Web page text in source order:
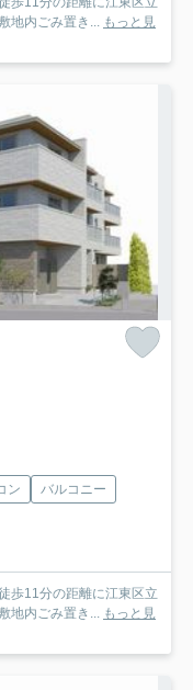
地内ごみ置き... もっと見
ン
バルコニー
歩11分の距離に江東区立
地内ごみ置き... もっと見